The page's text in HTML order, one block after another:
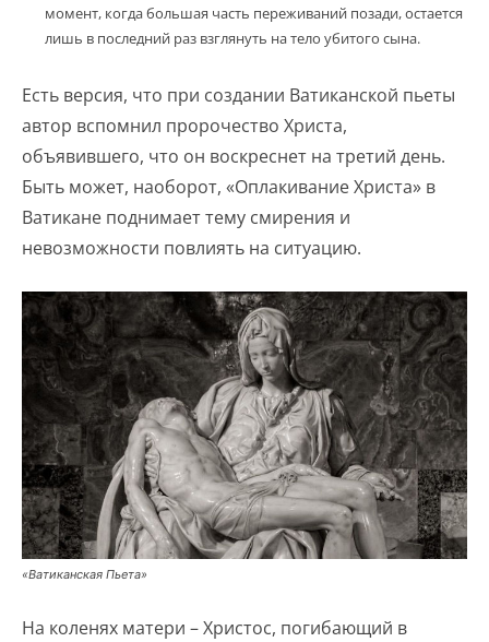
момент, когда большая часть переживаний позади, остается
лишь в последний раз взглянуть на тело убитого сына.
Есть версия, что при создании Ватиканской пьеты
автор вспомнил пророчество Христа,
объявившего, что он воскреснет на третий день.
Быть может, наоборот, «Оплакивание Христа» в
Ватикане поднимает тему смирения и
невозможности повлиять на ситуацию.
«Ватиканская Пьета»
На коленях матери – Христос, погибающий в